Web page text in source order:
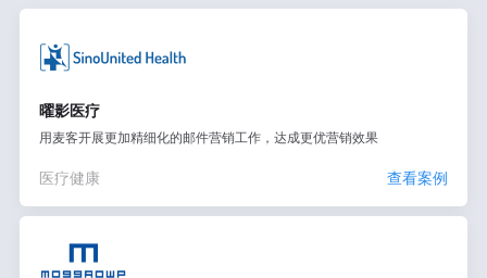
曜影医疗
用麦客开展更加精细化的邮件营销工作，达成更优营销效果
医疗健康 查看案例